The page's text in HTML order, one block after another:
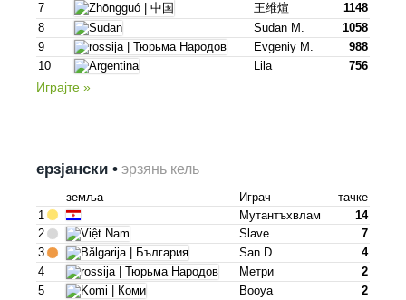
7
王维煊
1148
8
Sudan M.
1058
9
Evgeniy M.
988
10
Lila 756
Играјте »
ерзјански • эрзянь кель
земља Играч
тачке
1
Мутантъхвлам
14
2
Slave
7
3
San D.
4
4
Метри
2
5
Booya
2